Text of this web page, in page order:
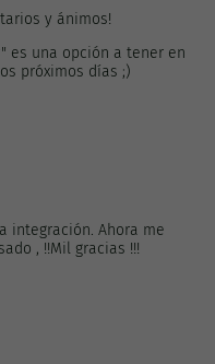
y ánimos!
es una opción a tener en
próximos días ;)
integración. Ahora me
, !!Mil gracias !!!